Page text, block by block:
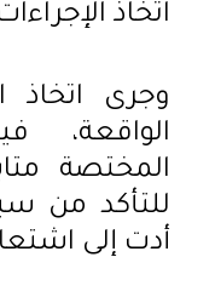
اتخاذ
وجرى اتخاذ
الواقعة،
المختصة
للتأكد من
أدت إلى